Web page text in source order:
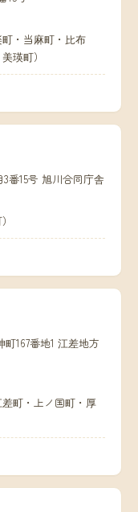
・当麻町・比布
瑛町）
番15号 旭川合同庁舎
167番地1 江差地方
町・上ノ国町・厚